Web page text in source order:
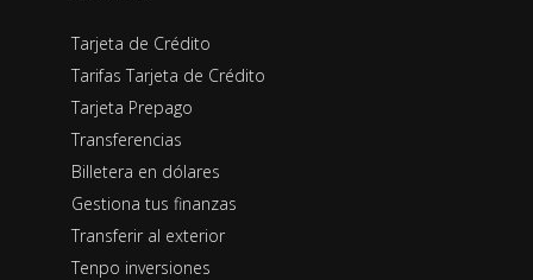
Tarjeta de Crédito
Tarifas Tarjeta de Crédito
Tarjeta Prepago
Transferencias
Billetera en dólares
Gestiona tus finanzas
Transferir al exterior
Tenpo inversiones